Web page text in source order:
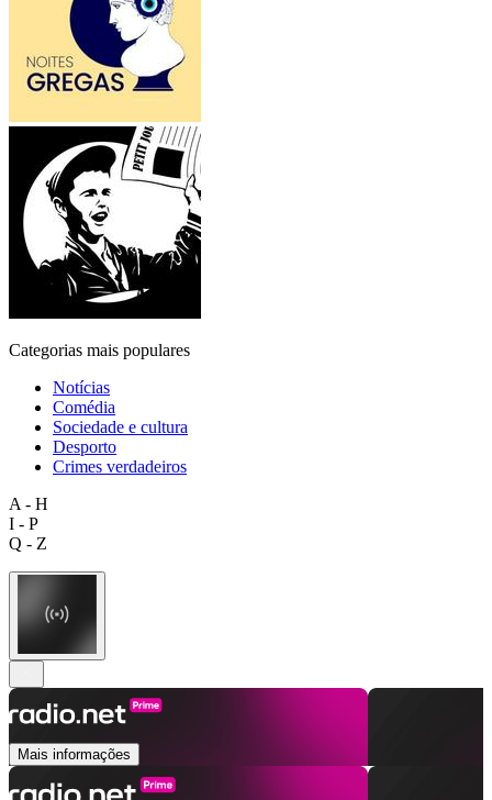
Categorias mais populares
Notícias
Comédia
Sociedade e cultura
Desporto
Crimes verdadeiros
A - H
I - P
Q - Z
Mais informações